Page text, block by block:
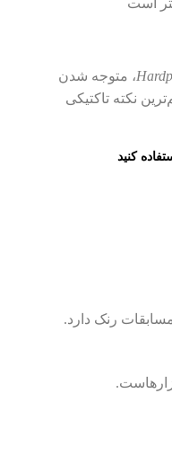
است
، متوجه شدن
نکته تاکتیکی
رنک دارد.